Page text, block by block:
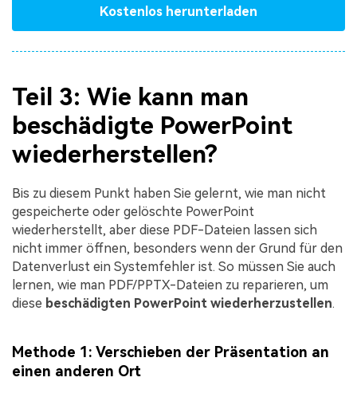
Kostenlos herunterladen
Teil 3: Wie kann man
beschädigte PowerPoint
wiederherstellen?
Bis zu diesem Punkt haben Sie gelernt, wie man nicht
gespeicherte oder gelöschte PowerPoint
wiederherstellt, aber diese PDF-Dateien lassen sich
nicht immer öffnen, besonders wenn der Grund für den
Datenverlust ein Systemfehler ist. So müssen Sie auch
lernen, wie man PDF/PPTX-Dateien zu reparieren, um
diese beschädigten PowerPoint wiederherzustellen.
Methode 1: Verschieben der Präsentation an
einen anderen Ort